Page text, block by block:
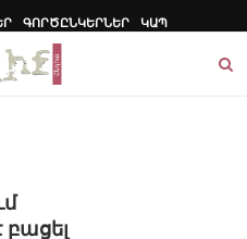
ԳՈՐԾԸՆԿԵՐՆԵՐ ԿԱՊ